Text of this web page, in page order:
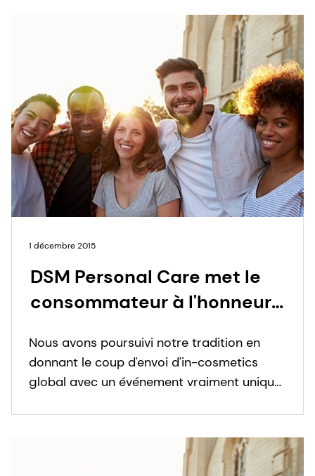
1 décembre 2015
DSM Personal Care met le
consommateur à l'honneur
2015
Nous avons poursuivi notre tradition en
donnant le coup d'envoi d'in-cosmetics
global avec un événement vraiment unique.